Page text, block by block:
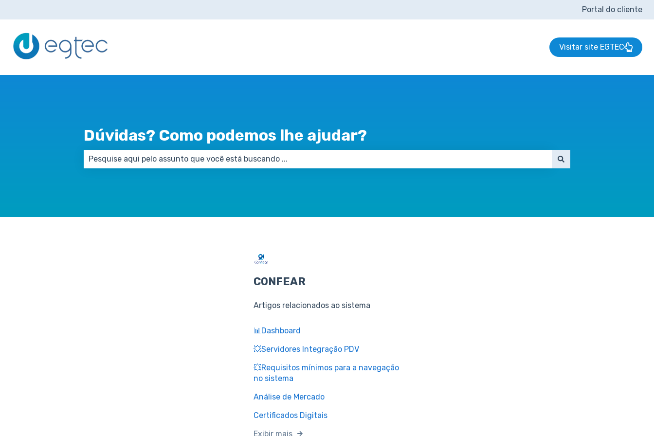
Portal do cliente
Visitar site EGTEC
Dúvidas? Como podemos lhe ajudar?
CONFEAR
Artigos relacionados ao sistema
📊Dashboard
💥Servidores Integração PDV
💥Requisitos mínimos para a navegação
no sistema
Análise de Mercado
Certificados Digitais
Exibir mais